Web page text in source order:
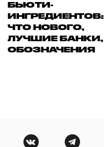
БЬЮТИ-
ИНГРЕДИЕНТОВ:
ЧТО НОВОГО,
ЛУЧШИЕ БАНКИ,
ОБОЗНАЧЕНИЯ